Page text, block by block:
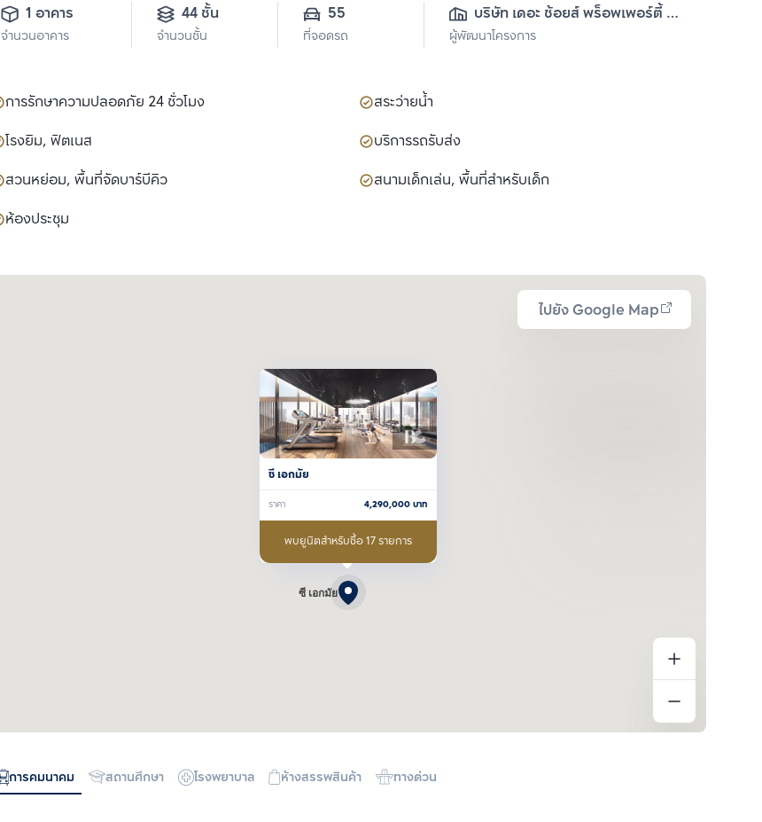
1 อาคาร
จำนวนอาคาร
44 ชั้น
จำนวนชั้น
55
ที่จอดรถ
บริษัท เดอะ ช้อยส์ พร็อพเพอร์ตี้ ดี
ผู้พัฒนาโครงการ
การรักษาความปลอดภัย 24 ชั่วโมง
สระว่ายน้ำ
โรงยิม, ฟิตเนส
บริการรถรับส่ง
สวนหย่อม, พื้นที่จัดบาร์บีคิว
สนามเด็กเล่น, พื้นที่สำหรับเด็ก
ห้องประชุม
ไปยัง Google Map
ซี เอกมัย
ซี เอกมัย
ราคา 4,290,000บาท
พบยูนิตสำหรับซื้อ 17 รายการ
การคมนาคม สถานศึกษา โรงพยาบาล ห้างสรรพสินค้า ทางด่วน